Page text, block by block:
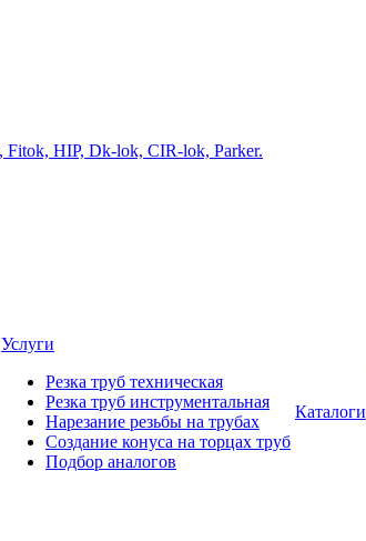
Услуги
Резка труб техническая
Резка труб инструментальная
Нарезание резьбы на трубах
Создание конуса на торцах труб
Подбор аналогов
Каталоги